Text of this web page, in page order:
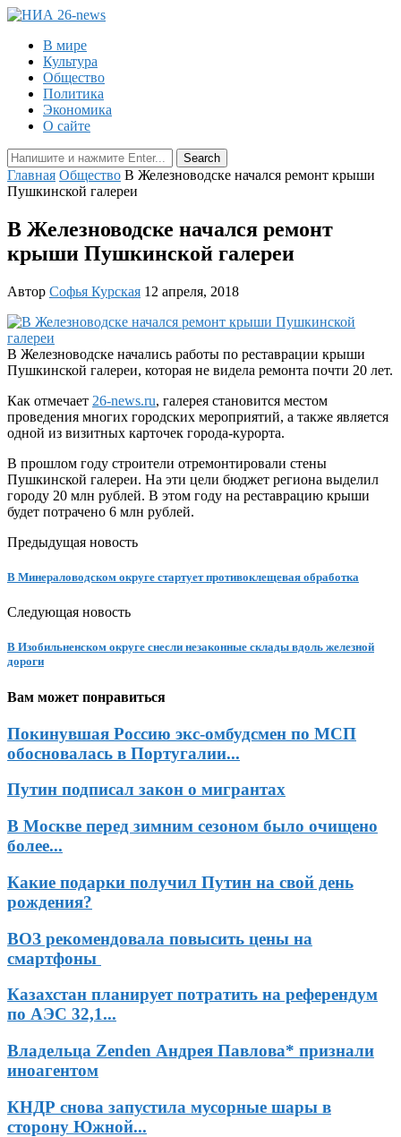
В мире
Культура
Общество
Политика
Экономика
О сайте
Главная Общество В Железноводске начался ремонт крыши
Пушкинской галереи
В Железноводске начался ремонт
крыши Пушкинской галереи
Автор Софья Курская 12 апреля, 2018
В Железноводске начались работы по реставрации крыши
Пушкинской галереи, которая не видела ремонта почти 20 лет.
Как отмечает 26-news.ru, галерея становится местом
проведения многих городских мероприятий, а также является
одной из визитных карточек города-курорта.
В прошлом году строители отремонтировали стены
Пушкинской галереи. На эти цели бюджет региона выделил
городу 20 млн рублей. В этом году на реставрацию крыши
будет потрачено 6 млн рублей.
Предыдущая новость
В Минераловодском округе стартует противоклещевая обработка
Следующая новость
В Изобильненском округе снесли незаконные склады вдоль железной
дороги
Вам может понравиться
Покинувшая Россию экс-омбудсмен по МСП
обосновалась в Португалии...
Путин подписал закон о мигрантах
В Москве перед зимним сезоном было очищено
более...
Какие подарки получил Путин на свой день
рождения?
ВОЗ рекомендовала повысить цены на
смартфоны
Казахстан планирует потратить на референдум
по АЭС 32,1...
Владельца Zenden Андрея Павлова* признали
иноагентом
КНДР снова запустила мусорные шары в
сторону Южной...